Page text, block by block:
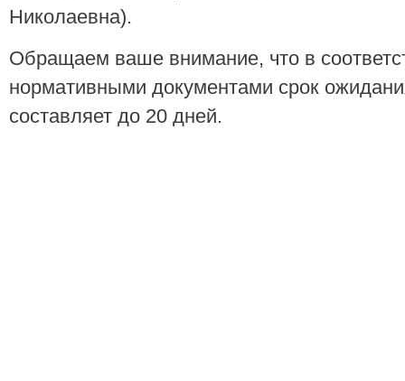
Николаевна).
Обращаем ваше внимание, что в
нормативными документами срок
составляет до 20 дней.